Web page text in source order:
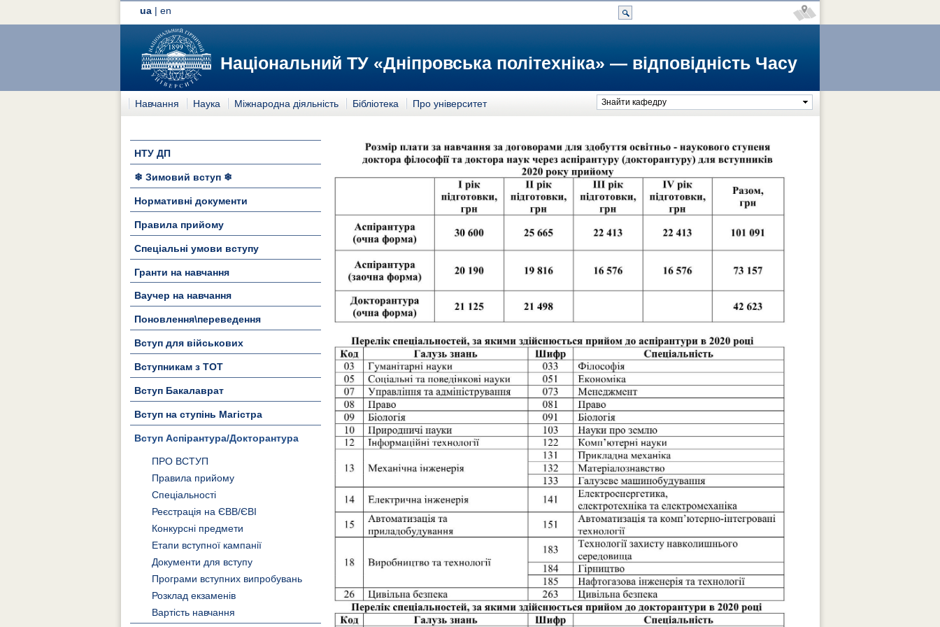
ua| en
Національний ТУ «Дніпровська політехніка» — відповідність Часу
Навчання Наука Міжнародна діяльність Бібліотека Про університет Знайти кафедру
НТУ ДП
❄ Зимовий вступ ❄
Нормативні документи
Правила прийому
Спеціальні умови вступу
Гранти на навчання
Ваучер на навчання
Поновлення\переведення
Вступ для військових
Вступникам з ТОТ
Вступ Бакалаврат
Вступ на ступінь Магістра
Вступ Аспірантура/Докторантура
ПРО ВСТУП
Правила прийому
Спеціальності
Реєстрація на ЄВВ/ЄВІ
Конкурсні предмети
Етапи вступної кампанії
Документи для вступу
Програми вступних випробувань
Розклад екзаменів
Вартість навчання